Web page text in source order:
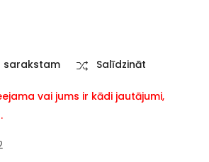
sarakstam Salīdzināt
vai jums ir kādi jautājumi,